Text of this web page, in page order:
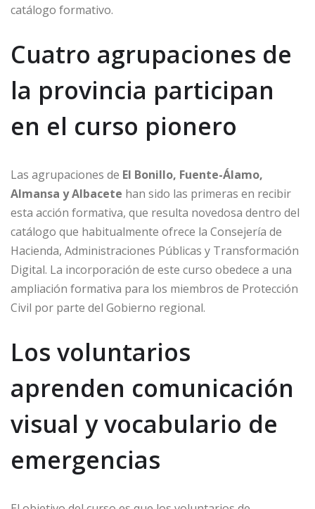
catálogo formativo.
Cuatro agrupaciones de
la provincia participan
en el curso pionero
Las agrupaciones de El Bonillo, Fuente-Álamo,
Almansa y Albacete han sido las primeras en recibir
esta acción formativa, que resulta novedosa dentro del
catálogo que habitualmente ofrece la Consejería de
Hacienda, Administraciones Públicas y Transformación
Digital. La incorporación de este curso obedece a una
ampliación formativa para los miembros de Protección
Civil por parte del Gobierno regional.
Los voluntarios
aprenden comunicación
visual y vocabulario de
emergencias